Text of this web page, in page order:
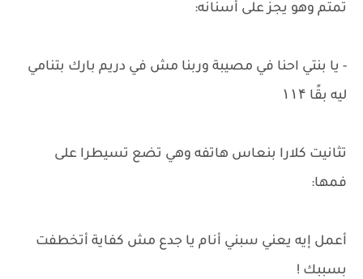
تمتم وهو يجز على أسنانه:
- يا بنتي احنا في مصيبة وربنا مش في دريم بارك بتنامي
ليه بقًا ۱۱۴
تثانيت كلارا بنعاس هاتفه وهي تضع تسيطرا على
فمها:
أعمل إيه يعني سبني أنام يا جدع مش كفاية أتخطفت
بسببك !